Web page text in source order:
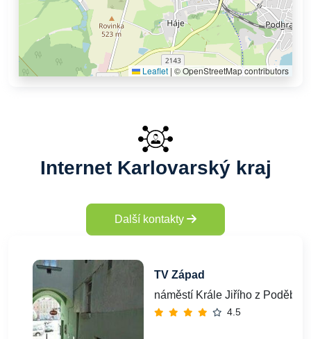
Leaflet | © OpenStreetMap contributors
Internet Karlovarský kraj
Další kontakty
TV Západ
náměstí Krále Jiřího z
4.5